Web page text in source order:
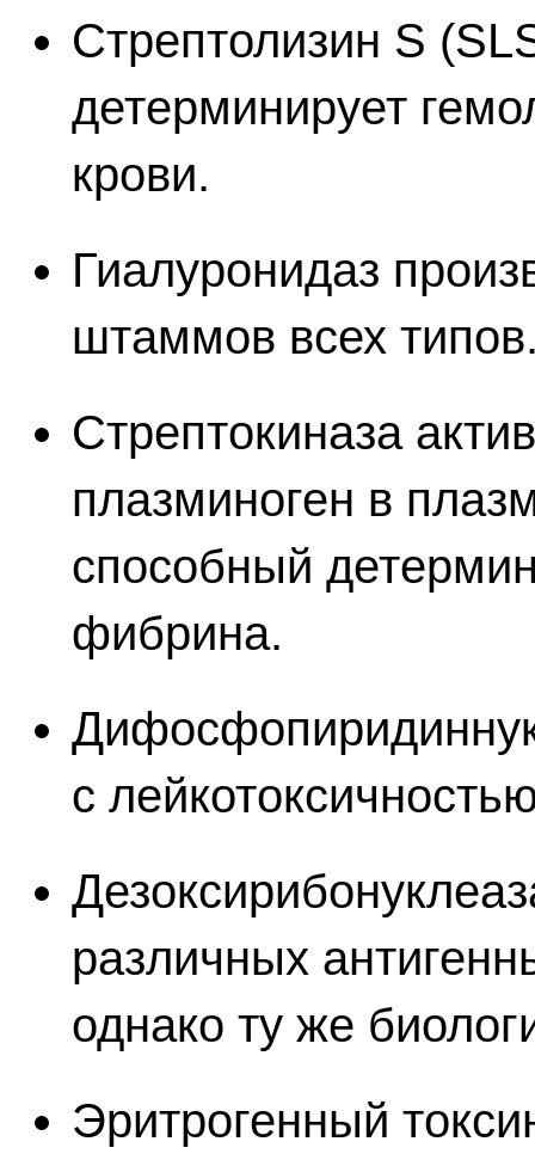
Стрептолизин S
детерминирует
крови.
Гиалуронидаз
штаммов всех
Стрептокиназа
плазминоген в
способный
фибрина.
с
различных
однако ту же
Эритрогенный